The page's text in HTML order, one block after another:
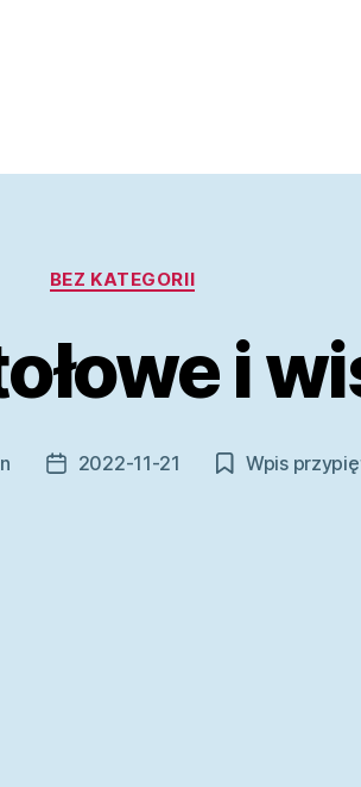
Kategorie
BEZ KATEGORII
i
Data2022-11-21 Wpis